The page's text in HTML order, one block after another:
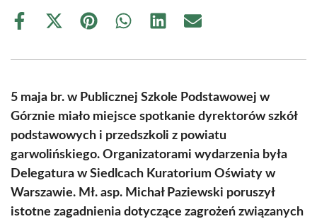
Share
Share
(Twitter)
Share Share Share Share
5 maja br. w Publicznej Szkole Podstawowej w
Górznie miało miejsce spotkanie dyrektorów szkół
podstawowych i przedszkoli z powiatu
garwolińskiego. Organizatorami wydarzenia była
Delegatura w Siedlcach Kuratorium Oświaty w
Warszawie. Mł. asp. Michał Paziewski poruszył
istotne zagadnienia dotyczące zagrożeń związanych